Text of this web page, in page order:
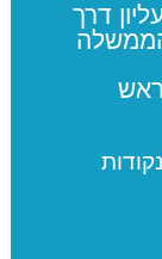
דרך
ראש